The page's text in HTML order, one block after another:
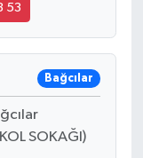
53
Bağcılar
SOKAĞI)